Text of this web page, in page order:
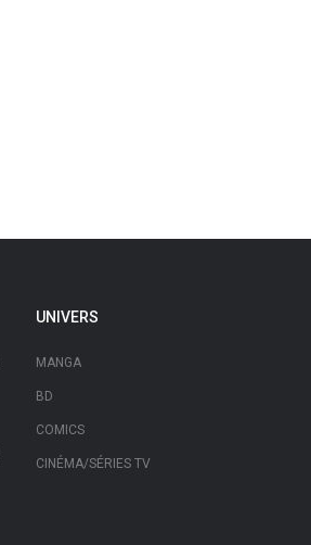
UNIVERS
MANGA
BD
COMICS
CINÉMA/SÉRIES TV